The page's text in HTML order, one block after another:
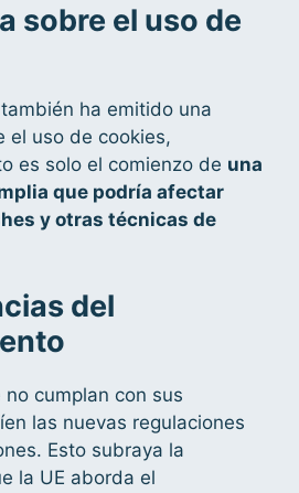
sobre el uso de
ha emitido una
el uso de cookies,
es solo el comienzo de una
que podría afectar
y otras técnicas de
del
cumplan con sus
las nuevas regulaciones
Esto subraya la
la UE aborda el